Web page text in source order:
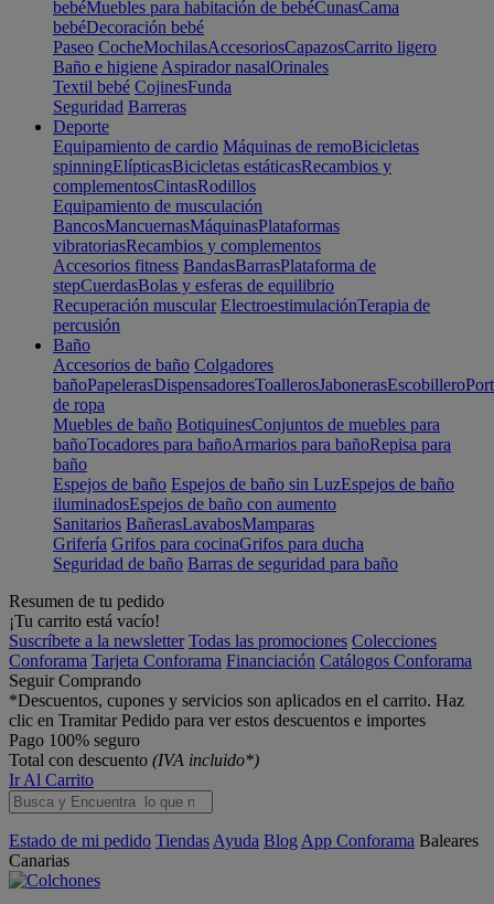
bebéMuebles para habitación de bebéCunasCama
bebéDecoración bebé
Paseo CocheMochilasAccesoriosCapazosCarrito ligero
Baño e higiene Aspirador nasalOrinales
Textil bebé CojinesFunda
Seguridad Barreras
Deporte
Equipamiento de cardio Máquinas de remoBicicletas
spinningElípticasBicicletas estáticasRecambios y
complementosCintasRodillos
Equipamiento de musculación
BancosMancuernasMáquinasPlataformas
vibratoriasRecambios y complementos
Accesorios fitness BandasBarrasPlataforma de
stepCuerdasBolas y esferas de equilibrio
Recuperación muscular ElectroestimulaciónTerapia de
percusión
Baño
Accesorios de baño Colgadores
bañoPapelerasDispensadoresToallerosJabonerasEscobillero
de ropa
Muebles de baño BotiquinesConjuntos de muebles para
bañoTocadores para bañoArmarios para bañoRepisa para
baño
Espejos de baño Espejos de baño sin LuzEspejos de baño
iluminadosEspejos de baño con aumento
Sanitarios BañerasLavabosMamparas
Grifería Grifos para cocinaGrifos para ducha
Seguridad de baño Barras de seguridad para baño
Resumen de tu pedido
¡Tu carrito está vacío!
Suscríbete a la newsletter Todas las promociones Colecciones
Conforama Tarjeta Conforama Financiación Catálogos Conforama
Seguir Comprando
*Descuentos, cupones y servicios son aplicados en el carrito. Haz
clic en Tramitar Pedido para ver estos descuentos e importes
Pago 100% seguro
Total con descuento (IVA incluido*)
Ir Al Carrito
Estado de mi pedido Tiendas Ayuda Blog App Conforama Baleares
Canarias